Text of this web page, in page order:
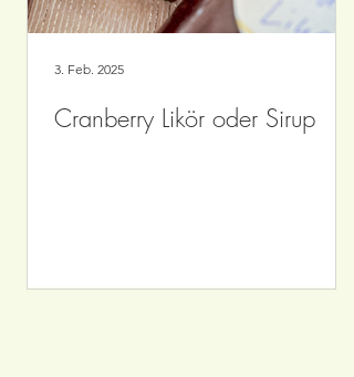
Cranberry Likör oder Sirup
3. Feb. 2025